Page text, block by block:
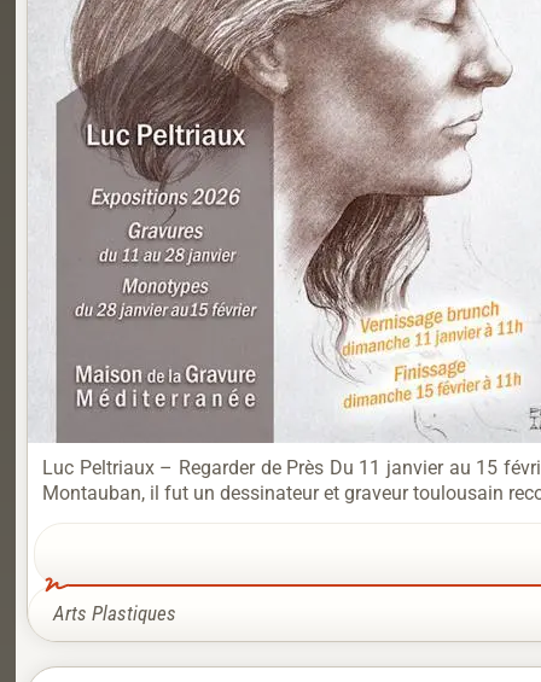
Luc Peltriaux – Regarder de Près Du 11 janvier au 15
Montauban, il fut un dessinateur et graveur toulousain
Arts Plastiques